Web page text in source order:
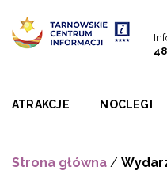
ATRAKCJE NOCLEGI
Strona główna /